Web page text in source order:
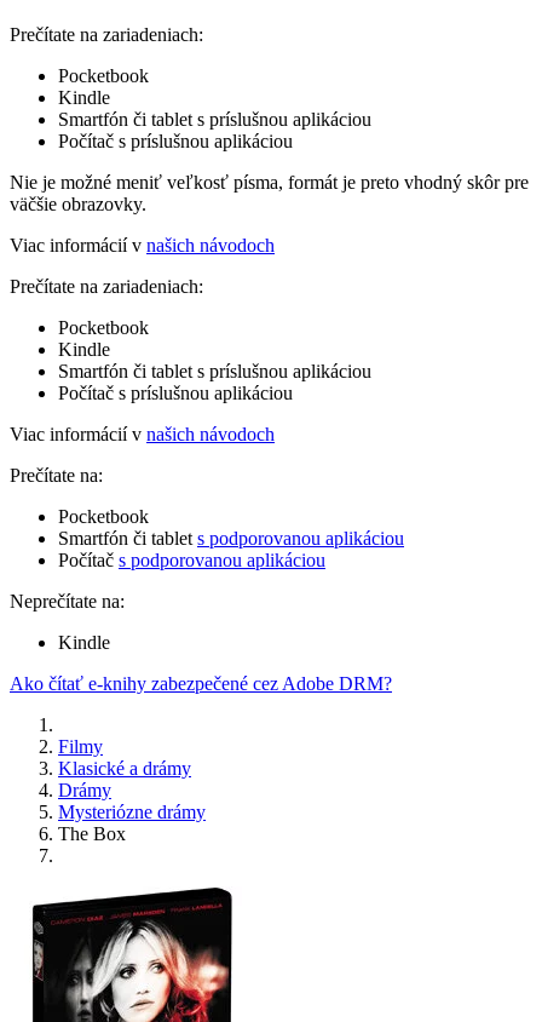
Prečítate na zariadeniach:
Pocketbook
Kindle
Smartfón či tablet s príslušnou aplikáciou
Počítač s príslušnou aplikáciou
Nie je možné meniť veľkosť písma, formát je preto vhodný skôr pre
väčšie obrazovky.
Viac informácií v našich návodoch
Prečítate na zariadeniach:
Pocketbook
Kindle
Smartfón či tablet s príslušnou aplikáciou
Počítač s príslušnou aplikáciou
Viac informácií v našich návodoch
Prečítate na:
Pocketbook
Smartfón či tablet s podporovanou aplikáciou
Počítač s podporovanou aplikáciou
Neprečítate na:
Kindle
Ako čítať e-knihy zabezpečené cez Adobe DRM?
Filmy
Klasické a drámy
Drámy
Mysteriózne drámy
The Box